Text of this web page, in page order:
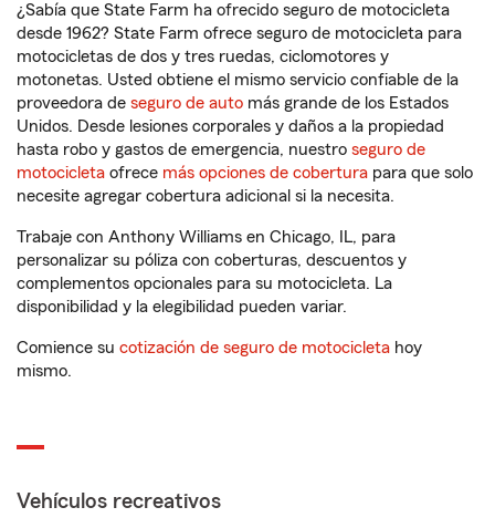
¿Sabía que State Farm ha ofrecido seguro de motocicleta
desde 1962? State Farm ofrece seguro de motocicleta para
motocicletas de dos y tres ruedas, ciclomotores y
motonetas. Usted obtiene el mismo servicio confiable de la
proveedora de seguro de auto más grande de los Estados
Unidos. Desde lesiones corporales y daños a la propiedad
hasta robo y gastos de emergencia, nuestro seguro de
motocicleta ofrece más opciones de cobertura para que solo
necesite agregar cobertura adicional si la necesita.
Trabaje con Anthony Williams en Chicago, IL, para
personalizar su póliza con coberturas, descuentos y
complementos opcionales para su motocicleta. La
disponibilidad y la elegibilidad pueden variar.
Comience su cotización de seguro de motocicleta hoy
mismo.
Vehículos recreativos